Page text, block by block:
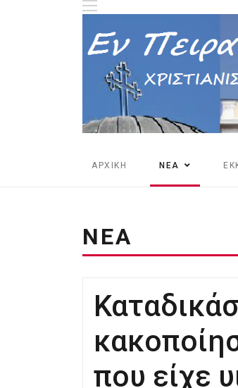
ΑΡΧΙΚΗ ΝΕΑ
ΝΕΑ
που είχε